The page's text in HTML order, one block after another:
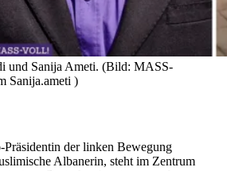
und Sanija Ameti. (Bild: MASS-
Sanija.ameti )
der linken Bewegung
Albanerin, steht im Zentrum